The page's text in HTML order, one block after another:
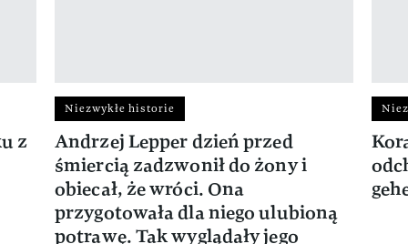
z
Niezwykłe historie
Andrzej Lepper dzień przed
śmiercią zadzwonił do żony i
obiecał, że wróci. Ona
przygotowała dla niego ulubioną
potrawę. Tak wyglądały jego